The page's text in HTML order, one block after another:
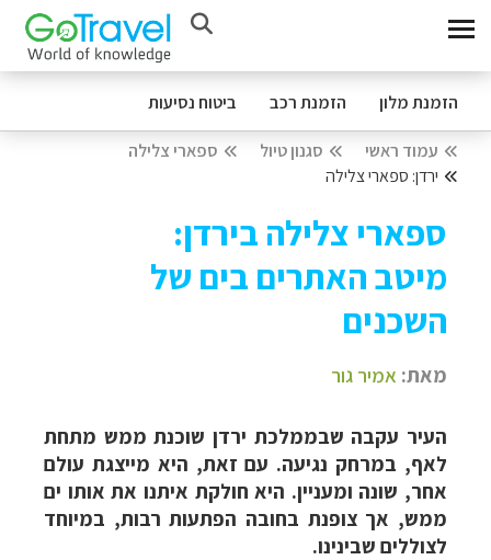
הזמנת מלון הזמנת רכב ביטוח נסיעות
עמוד ראשי סגנון טיול
ספארי צלילה
ירדן: ספארי צלילה
ספארי צלילה בירדן:
מיטב האתרים בים של
השכנים
מאת: אמיר גור
העיר עקבה שבממלכת ירדן שוכנת ממש מתחת
לאף, במרחק נגיעה. עם זאת, היא מייצגת עולם
אחר, שונה ומעניין. היא חולקת איתנו את אותו ים
ממש, אך צופנת בחובה הפתעות רבות, במיוחד
לצוללים שבינינו.